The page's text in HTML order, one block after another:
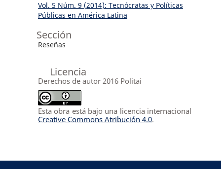
Vol. 5 Núm. 9 (2014): Tecnócratas y Políticas
Públicas en América Latina
Sección
Reseñas
Licencia
Derechos de autor 2016 Politai
Esta obra está bajo una licencia internacional
Creative Commons Atribución 4.0.